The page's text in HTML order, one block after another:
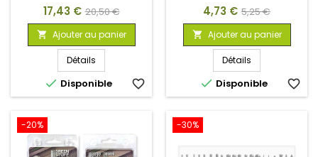
Prix
17,43 € Prix
de
base
20,50 €
 Ajouter au panier
Détails
 Disponible favorite_border
Prix
4,73 € Prix
de
base
5,25 €
 Ajouter au panier
Détails
 Disponible favorite_border
-20% -30%